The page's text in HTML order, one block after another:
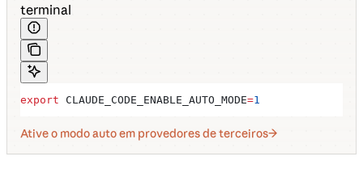
terminal
export CLAUDE_CODE_ENABLE_AUTO_MODE=1
Ative o modo auto em provedores de terceiros